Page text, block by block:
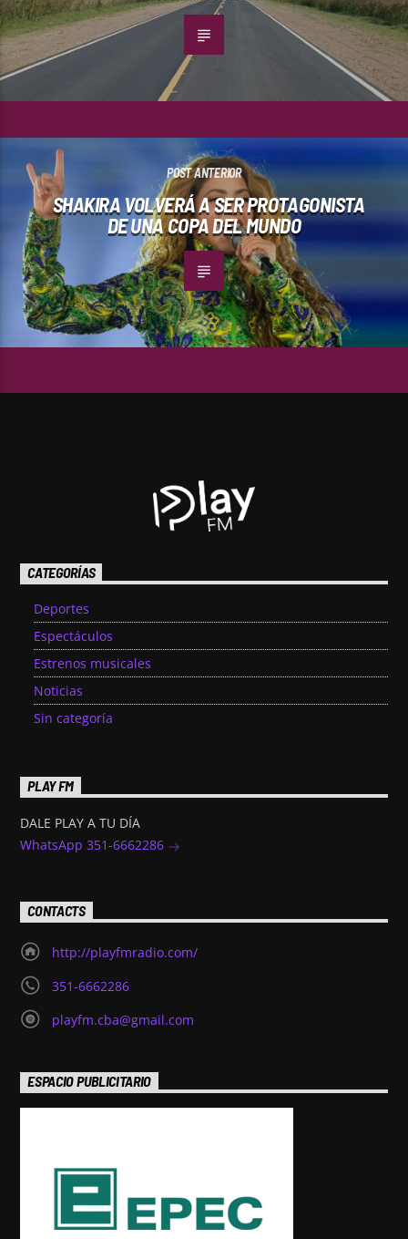
POST ANTERIOR
SHAKIRA VOLVERÁ A SER PROTAGONISTA
DE UNA COPA DEL MUNDO
CATEGORÍAS
Deportes
Espectáculos
Estrenos musicales
Noticias
Sin categoría
PLAY FM
DALE PLAY A TU DÍA
WhatsApp 351-6662286
CONTACTS
http://playfmradio.com/
351-6662286
playfm.cba@gmail.com
ESPACIO PUBLICITARIO